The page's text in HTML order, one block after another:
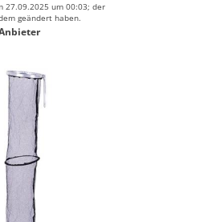
27.09.2025 um 00:03; der
geändert haben.